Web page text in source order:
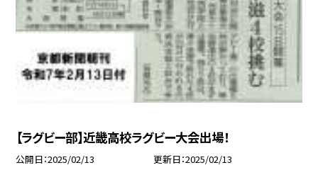
【ラグビー部】近畿高校ラグビー大会出場！
公開日 2025/02/13 更新日 2025/02/13